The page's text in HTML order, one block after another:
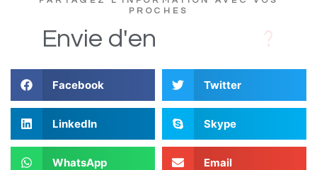
PROCHES
Envie d'en
Facebook Twitter
LinkedIn Skype
WhatsApp Email